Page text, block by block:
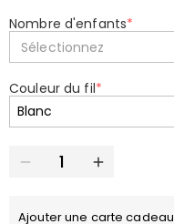
Nombre d'enfants*
Sélectionnez
Couleur du fil*
Ajouter une carte cadeau